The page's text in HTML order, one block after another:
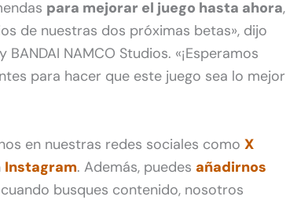
para mejorar el juego hasta ahora,
de nuestras dos próximas betas», dijo
NAMCO Studios. «¡Esperamos
para hacer que este juego sea lo mejor
en nuestras redes sociales como X
Instagram. Además, puedes añadirnos
busques contenido, nosotros